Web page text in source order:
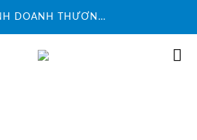
CÔNG TY TNHH KINH DOANH THƯƠNG MẠI ĐỨC HUY INTECH